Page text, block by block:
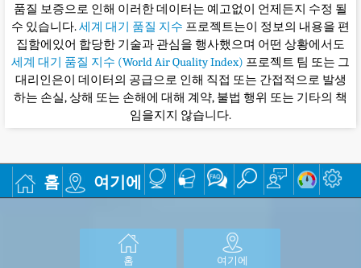
품질 보증으로 인해 이러한 데이터는 예고없이 언제든지 수정 될
수 있습니다.세계 대기 품질 지수 프로젝트는이 정보의 내용을 편
집함에있어 합당한 기술과 관심을 행사했으며 어떤 상황에서도
세계 대기 품질 지수 (World Air Quality Index) 프로젝트 팀 또는 그
대리인은이 데이터의 공급으로 인해 직접 또는 간접적으로 발생
하는 손실, 상해 또는 손해에 대해 계약, 불법 행위 또는 기타의 책
임을지지 않습니다.
홈 여기에
홈 여기에